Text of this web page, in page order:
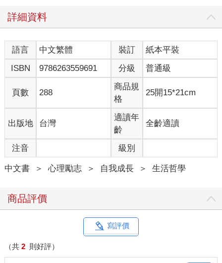
潮攻擊），就是那種，覺得這一切都很沒意思，遇到的人做的事
去的旅行，還有生命意義什麼鬼的，都很沒意思。然後在百無聊
賴的一個晚上，我跟朋友一起吃了個晚餐，那是個很難訂的餐
廳，基本上是人品爆發才輪到我。本應是值得期待的美食，但我
坐在那還是被低氣壓圍繞，竟然連美食都救不了我，這症頭有點
嚴重啊！席間我忍不住跟朋友說了最近的困擾，在嘗試用不同的
方式開導我不果後，她突然說了一句「沒有人比你更會愛你自
己」！那時我的腦袋像是有種燈泡一亮，或是拉霸拉了半天突然
出現7 7 7 連線，鈴聲大作恭喜中獎的感覺！
於是從那天開始，我就只做這件事：好好愛自己！每天我都興致
勃勃地好好愛自己讓自己開心，因為我知道，老娘千錘百鍊了這
麼些年，最擅長的就是這件事了啦！我花了這麼多時間關照別人
的情緒，照顧別人的需求，那些功力我現在要全部用在自己身
上！我要像寵愛自己家小孩寵物的方式一樣寵愛自己！我要把那
曾經投射出去的熱切眼神如今我要望向我自己！欸！奇妙的是，
在那句話後，我的低潮就煙消雲散了！
但在對的時間出現了，成為當時一直在鬼打牆的我的救贖！
於是對這本書我也不再猶豫了，我相信她一定會在對的時間遇到
對的人。
詳細資料
語言 中文繁體 裝訂
紙本平裝
ISBN
9786263559691 分級 普通級
頁數 288
商品規
格
25開15*21cm
出版地 台灣
適讀年
齡
全齡適讀
注音 級別
中文書 ＞ 心理勵志 ＞ 自我成長 ＞ 生活哲學
商品評價
寫評價
（共 2 則好評）